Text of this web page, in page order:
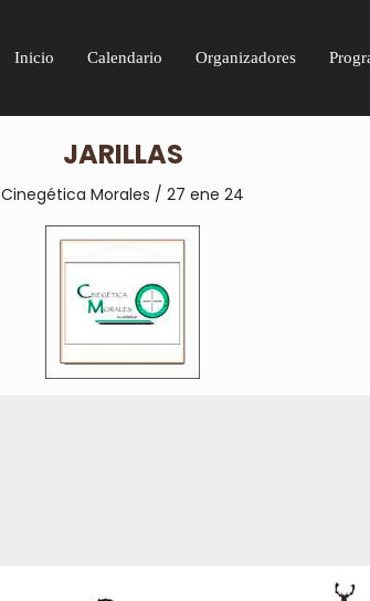
Inicio Calendario Organizadores
JARILLAS
Cinegética Morales / 27 ene 24